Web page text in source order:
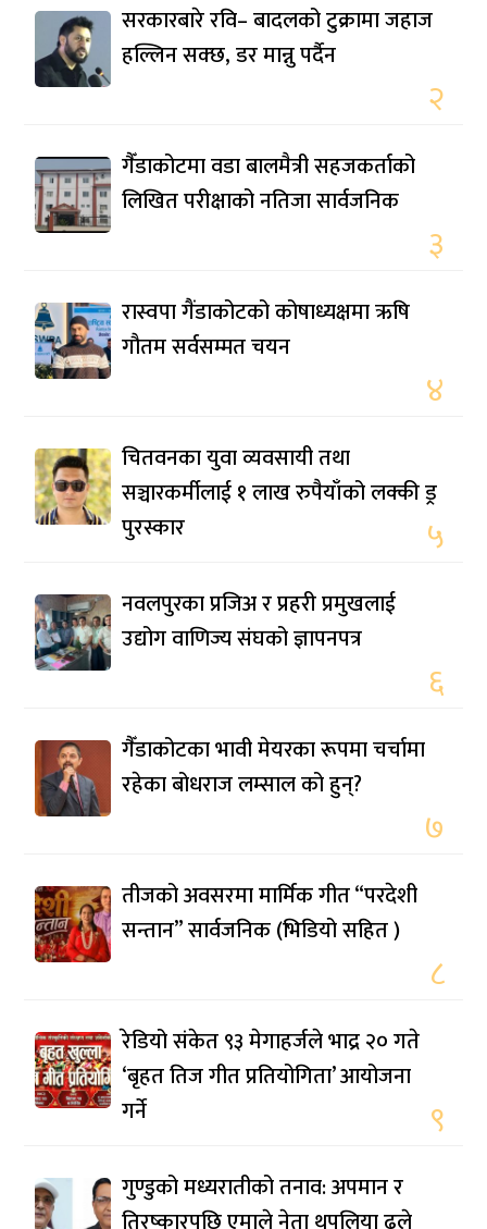
सरकारबारे रवि– बादलको टुक्रामा जहाज
हल्लिन सक्छ, डर मान्नु पर्दैन
२
गैँडाकोटमा वडा बालमैत्री सहजकर्ताको
लिखित परीक्षाको नतिजा सार्वजनिक
३
रास्वपा गैंडाकोटको कोषाध्यक्षमा ऋषि
गौतम सर्वसम्मत चयन
४
चितवनका युवा व्यवसायी तथा
सञ्चारकर्मीलाई १ लाख रुपैयाँको लक्की ड्र
पुरस्कार
५
नवलपुरका प्रजिअ र प्रहरी प्रमुखलाई
उद्योग वाणिज्य संघको ज्ञापनपत्र
६
गैँडाकोटका भावी मेयरका रूपमा चर्चामा
रहेका बोधराज लम्साल को हुन्?
७
तीजको अवसरमा मार्मिक गीत “परदेशी
सन्तान” सार्वजनिक (भिडियो सहित )
८
रेडियो संकेत ९३ मेगाहर्जले भाद्र २० गते
‘बृहत तिज गीत प्रतियोगिता’ आयोजना
गर्ने
९
गुण्डुको मध्यरातीको तनाव: अपमान र